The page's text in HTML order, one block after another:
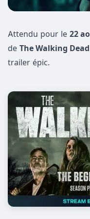
Attendu pour le 22
de The Walking Dead
trailer épic.